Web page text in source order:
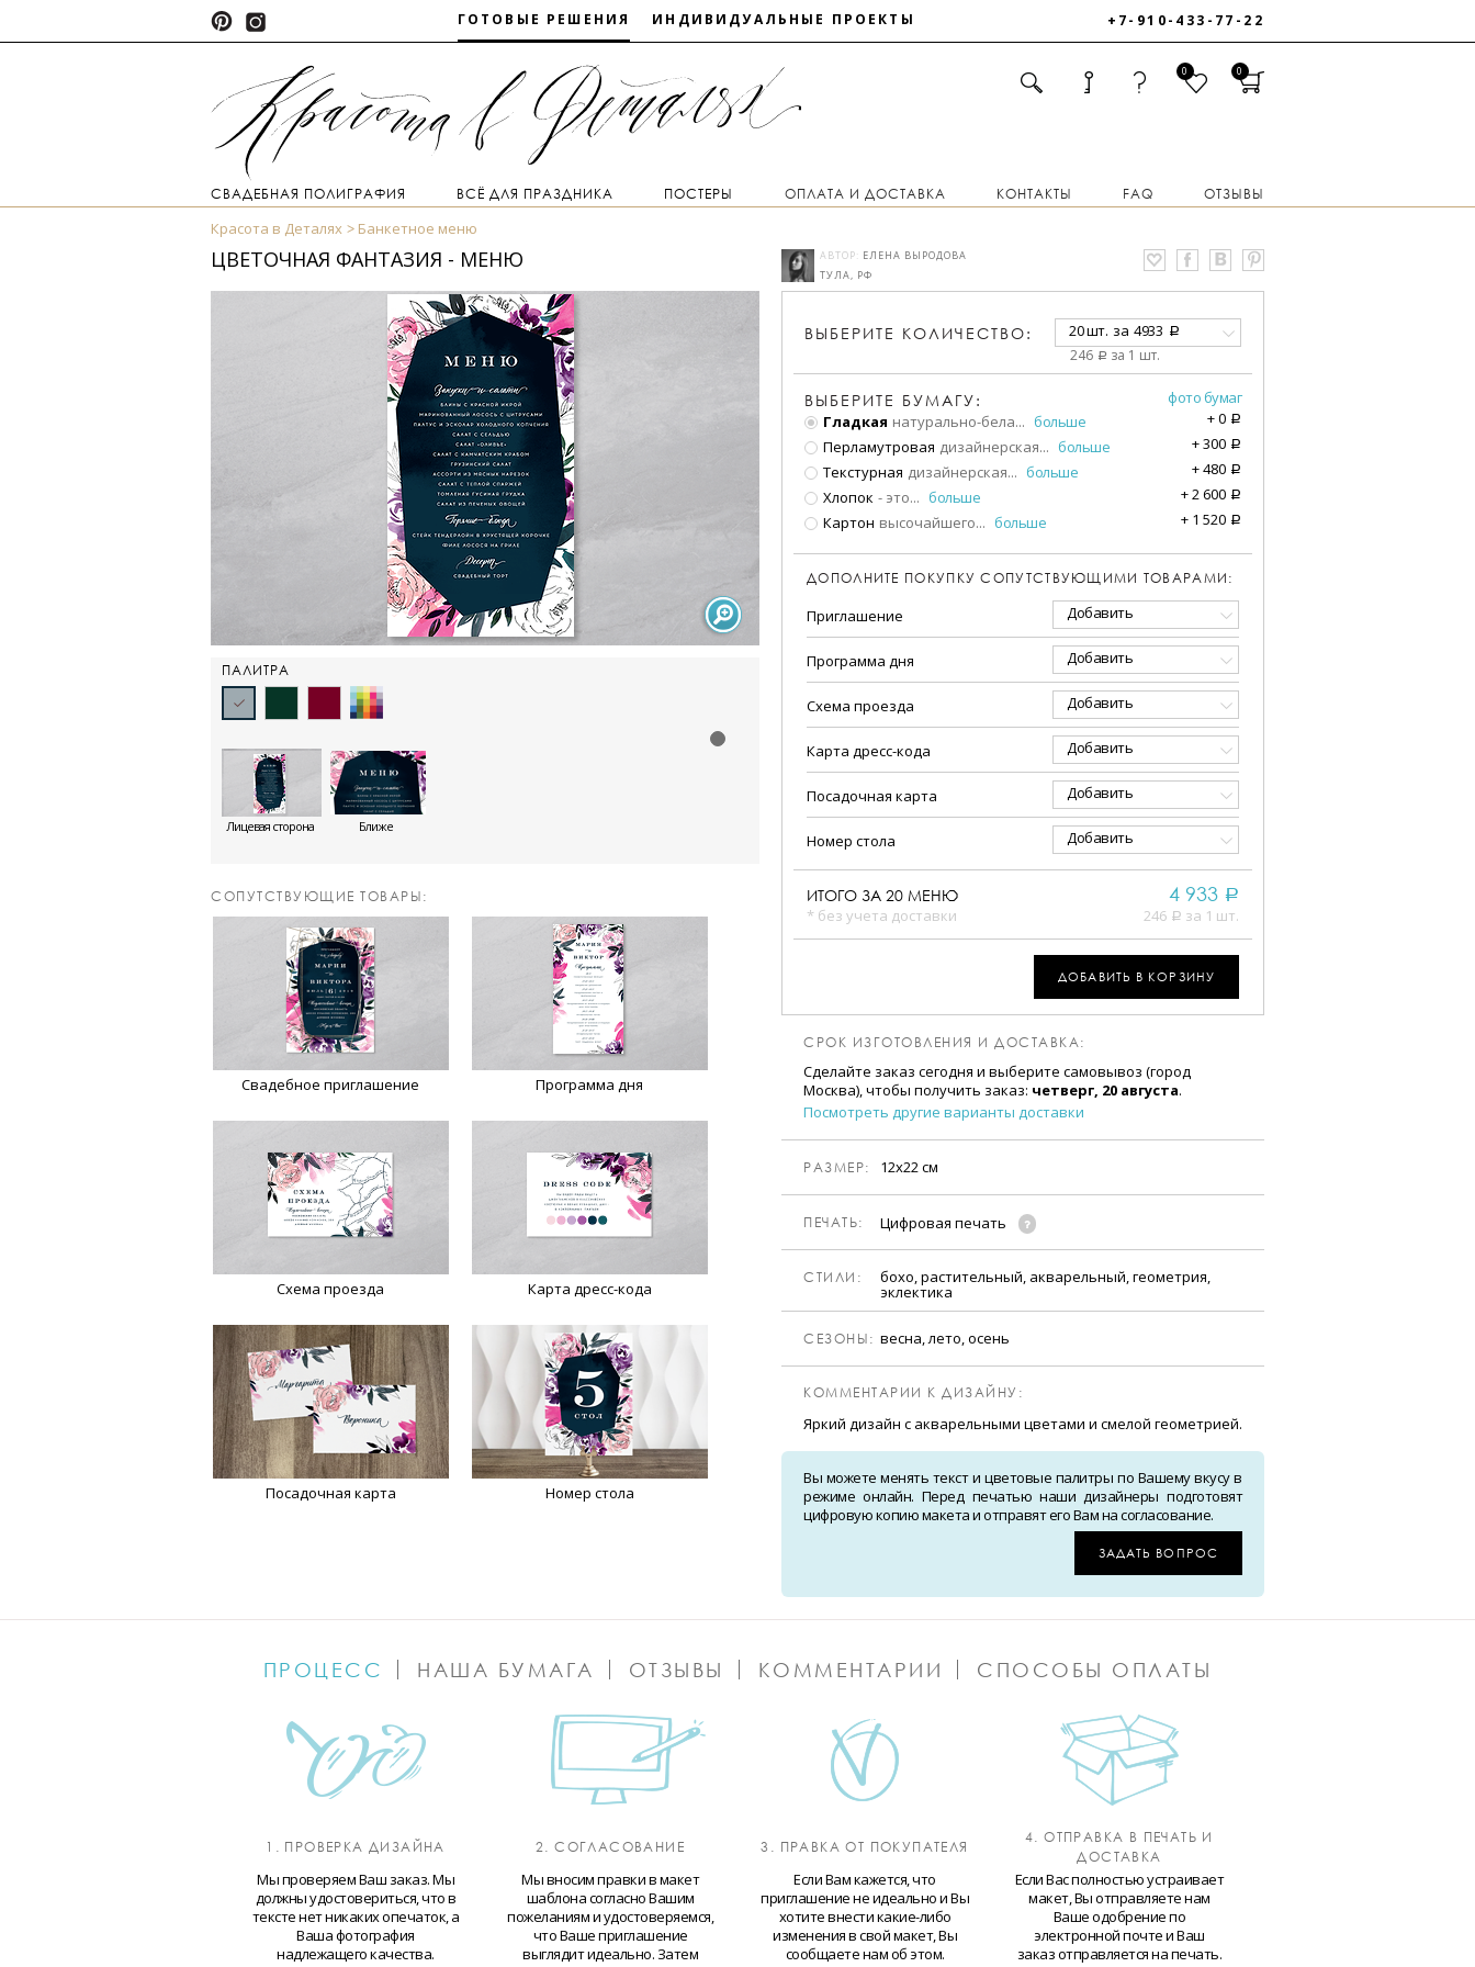
ГОТОВЫЕ РЕШЕНИЯ ИНДИВИДУАЛЬНЫЕ ПРОЕКТЫ +7-910-433-77-22
0 0
СВАДЕБНАЯ ПОЛИГРАФИЯ ВСЁ ДЛЯ ПРАЗДНИКА ПОСТЕРЫ ОПЛАТА И ДОСТАВКА КОНТАКТЫ FAQ ОТЗЫВЫ
Красота в Деталях Банкетное меню
ЦВЕТОЧНАЯ ФАНТАЗИЯ - МЕНЮ
ПАЛИТРА
Лицевая сторона Ближе
CОПУТСТВУЮЩИЕ ТОВАРЫ:
Свадебное приглашение Программа дня
Схема проезда Карта дресс-кода
Посадочная карта Номер стола
АВТОР: ЕЛЕНА ВЫРОДОВА
ТУЛА, РФ
ВЫБЕРИТЕ КОЛИЧЕСТВО: 20 шт. за 4933 a
246 a за 1 шт.
ВЫБЕРИТЕ БУМАГУ:
фото бумаг
Гладкая натурально-бела... больше +0 a
Перламутровая дизайнерская... больше +300 a
Текстурная дизайнерская... больше +480 a
Хлопок - это... больше +2 600 a
Картон высочайшего... больше + 1 520 a
ДОПОЛНИТЕ ПОКУПКУ СОПУТСТВУЮЩИМИ ТОВАРАМИ:
Приглашение Добавить
Программа дня Добавить
Схема проезда Добавить
Карта дресс-кода Добавить
Посадочная карта Добавить
Номер стола Добавить
ИТОГО ЗА 20 МЕНЮ
* без учета доставки
4 933 a
246 a за 1 шт.
ДОБАВИТЬ В КОРЗИНУ
СРОК ИЗГОТОВЛЕНИЯ И ДОСТАВКА:
Сделайте заказ сегодня и выберите самовывоз (город
Москва), чтобы получить заказ: четверг, 20 августа.
Посмотреть другие варианты доставки
РАЗМЕР: 12х22 см
ПЕЧАТЬ: Цифровая печать
CТИЛИ: бохо, растительный, акварельный, геометрия,
эклектика
CЕЗОНЫ: весна, лето, осень
КОММЕНТАРИИ К ДИЗАЙНУ:
Яркий дизайн с акварельными цветами и смелой геометрией.
Вы можете менять текст и цветовые палитры по Вашему вкусу в
режиме онлайн. Перед печатью наши дизайнеры подготовят
цифровую копию макета и отправят его Вам на согласование.
ЗАДАТЬ ВОПРОС
ПРОЦЕСС НАША БУМАГА ОТЗЫВЫ КОММЕНТАРИИ СПОСОБЫ ОПЛАТЫ
1. ПРОВЕРКА ДИЗАЙНА
Мы проверяем Ваш заказ. Мы
должны удостовериться, что в
тексте нет никаких опечаток, а
Ваша фотография
надлежащего качества.
2. СОГЛАСОВАНИЕ
Мы вносим правки в макет
шаблона согласно Вашим
пожеланиям и удостоверяемся,
что Ваше приглашение
выглядит идеально. Затем
3. ПРАВКА ОТ ПОКУПАТЕЛЯ
Если Вам кажется, что
приглашение не идеально и Вы
хотите внести какие-либо
изменения в свой макет, Вы
сообщаете нам об этом.
4. ОТПРАВКА В ПЕЧАТЬ И
ДОСТАВКА
Если Вас полностью устраивает
макет, Вы отправляете нам
Ваше одобрение по
электронной почте и Ваш
заказ отправляется на печать.